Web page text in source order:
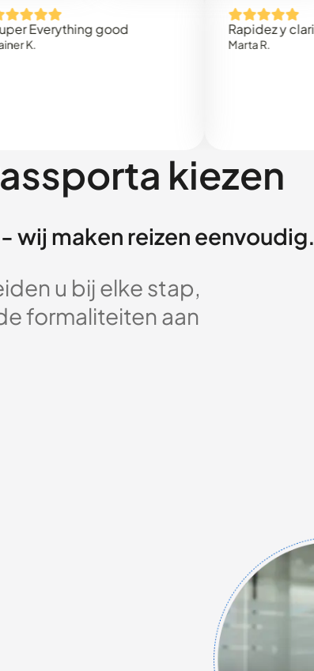
good Rapidez y claridad
kiezen
wij maken reizen eenvoudig.
u bij elke stap,
formaliteiten aan